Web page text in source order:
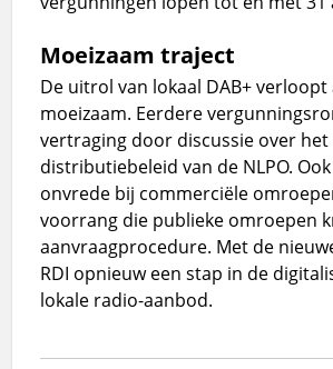
Moeizaam traject
De uitrol van lokaal DAB+ verloopt
moeizaam. Eerdere
vertraging door discussie over het
distributiebeleid van de NLPO.
onvrede bij commerciële
voorrang die publieke omroepen
aanvraagprocedure. Met de
RDI opnieuw een stap in de
lokale radio-aanbod.